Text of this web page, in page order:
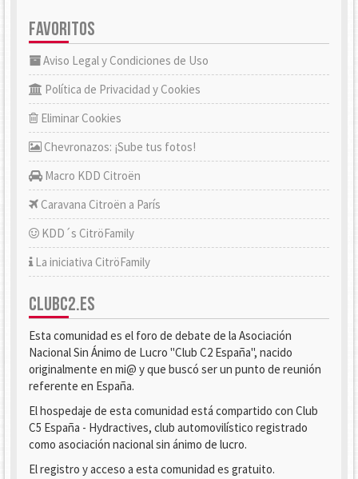
FAVORITOS
Aviso Legal y Condiciones de Uso
Política de Privacidad y Cookies
Eliminar Cookies
Chevronazos: ¡Sube tus fotos!
Macro KDD Citroën
Caravana Citroën a París
KDD´s CitröFamily
La iniciativa CitröFamily
CLUBC2.ES
Esta comunidad es el foro de debate de la Asociación
Nacional Sin Ánimo de Lucro "Club C2 España", nacido
originalmente en mi@ y que buscó ser un punto de reunión
referente en España.
El hospedaje de esta comunidad está compartido con Club
C5 España - Hydractives, club automovilístico registrado
como asociación nacional sin ánimo de lucro.
El registro y acceso a esta comunidad es gratuito.